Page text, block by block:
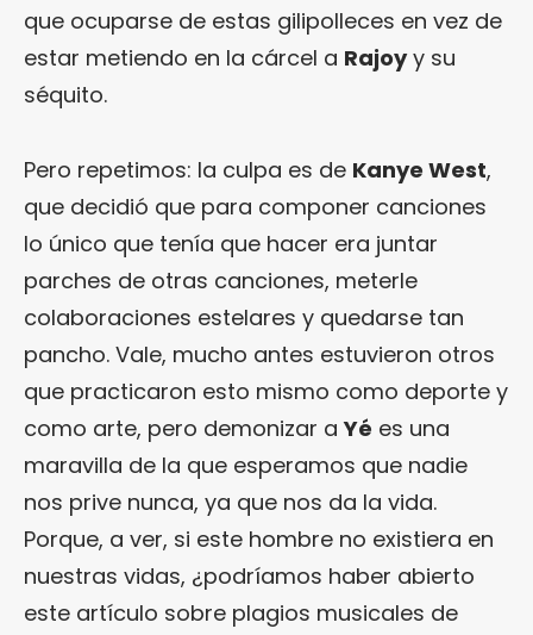
que ocuparse de estas gilipolleces en vez de
estar metiendo en la cárcel a Rajoyy su
séquito.
Pero repetimos: la culpa es de Kanye West,
que decidió que para componer canciones
lo único que tenía que hacer era juntar
parches de otras canciones, meterle
colaboraciones estelares y quedarse tan
pancho. Vale, mucho antes estuvieron otros
que practicaron esto mismo como deporte y
como arte, pero demonizar aYé es una
maravilla de la que esperamos que nadie
nos prive nunca, ya que nos da la vida.
Porque, a ver, si este hombre no existiera en
nuestras vidas, ¿podríamos haber abierto
este artículo sobre plagios musicales de